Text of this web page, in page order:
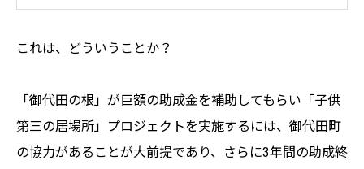
これは、どういうことか？
「御代田の根」が巨額の助成金を補助してもらい「子供
第三の居場所」プロジェクトを実施するには、御代田町
の協力があることが大前提であり、さらに3年間の助成終